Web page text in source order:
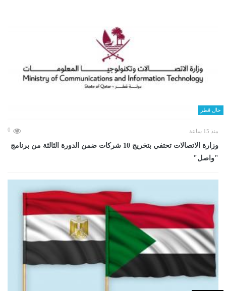
حال قطر
منذ 15 ساعة 0
وزارة الاتصالات تحتفي بتخريج 10 شركات ضمن الدورة الثالثة من برنامج
"واصل"